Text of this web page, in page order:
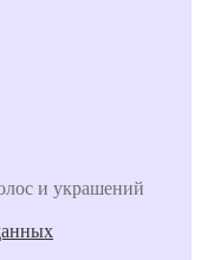
и украшений